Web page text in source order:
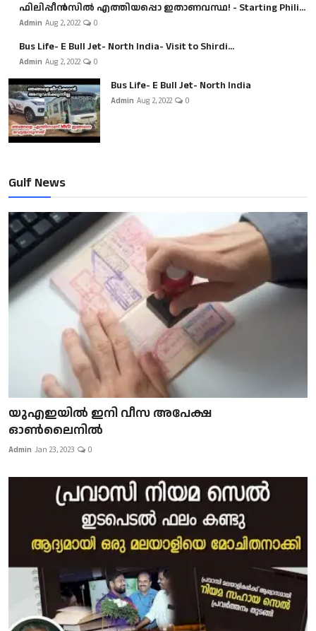
ഫിലിപ്പീൻസിൽ എത്തിയപ്പൊ ഇതാണവസ്ഥ! - Starting Phili...
Admin Aug 2, 2022 0
Bus Life- E Bull Jet- North India- Visit to Shirdi...
Admin Aug 2, 2022 0
Bus Life- E Bull Jet- North India
Admin Aug 2, 2022 0
Gulf News
യുഎഇയിൽ ഇനി വീസ അപേക്ഷ
ഓൺലൈനിൽ
Admin Jan 23, 2023 0